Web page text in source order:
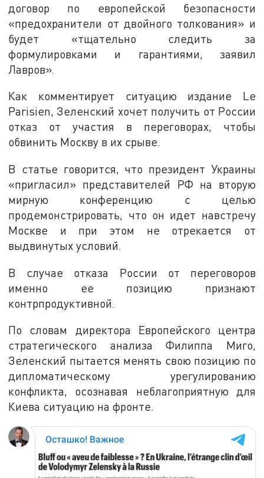
договор по европейской безопасности
«предохранители от двойного толкования» и
будет «тщательно следить за
формулировками и гарантиями, заявил
Лавров».
Как комментирует ситуацию издание Le
Parisien, Зеленский хочет получить от России
отказ от участия в переговорах, чтобы
обвинить Москву в их срыве.
В статье говорится, что президент Украины
«пригласил» представителей РФ на вторую
мирную конференцию с целью
продемонстрировать, что он идет навстречу
Москве и при этом не отрекается от
выдвинутых условий.
В случае отказа России от переговоров
именно ее позицию признают
контрпродуктивной.
По словам директора Европейского центра
стратегического анализа Филиппа Миго,
Зеленский пытается менять свою позицию по
дипломатическому урегулированию
конфликта, осознавая неблагоприятную для
Киева ситуацию на фронте.